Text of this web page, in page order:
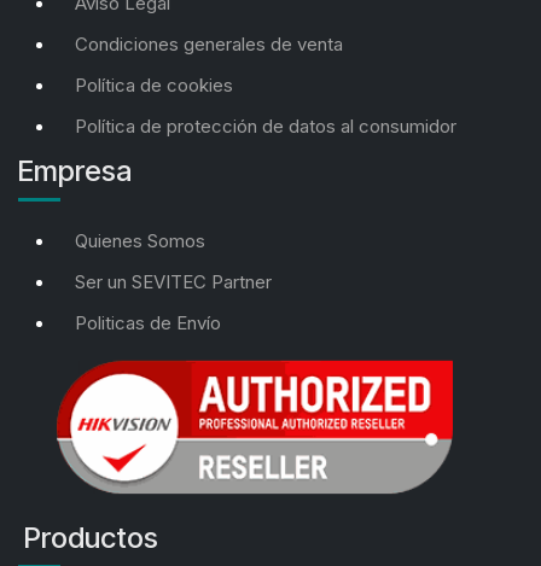
Condiciones generales de venta
Política de cookies
Política de protección de datos al consumidor
Empresa
Quienes Somos
Ser un SEVITEC Partner
Politicas de Envío
Productos